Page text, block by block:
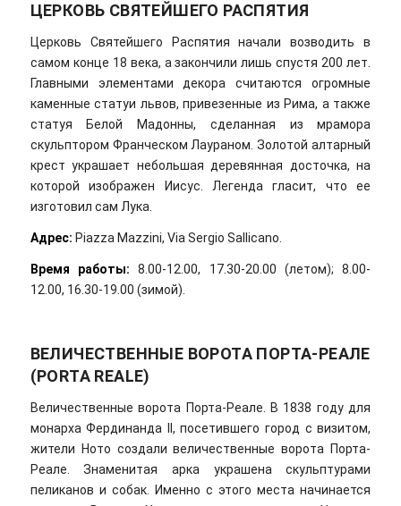
ЦЕРКОВЬ СВЯТЕЙШЕГО РАСПЯТИЯ
Церковь Святейшего Распятия начали возводить в
самом конце 18 века, а закончили лишь спустя 200 лет.
Главными элементами декора считаются огромные
каменные статуи львов, привезенные из Рима, а также
статуя Белой Мадонны, сделанная из мрамора
скульптором Франческом Лаураном. Золотой алтарный
крест украшает небольшая деревянная досточка, на
которой изображен Иисус. Легенда гласит, что ее
изготовил сам Лука.
Адрес: Piazza Mazzini, Via Sergio Sallicano.
Время работы: 8.00-12.00, 17.30-20.00 (летом); 8.00-
12.00, 16.30-19.00 (зимой).
ВЕЛИЧЕСТВЕННЫЕ ВОРОТА ПОРТА-РЕАЛЕ
(PORTA REALE)
Величественные ворота Порта-Реале. В 1838 году для
монарха Фердинанда II, посетившего город с визитом,
жители Ното создали величественные ворота Порта-
Реале. Знаменитая арка украшена скульптурами
пеликанов и собак. Именно с этого места начинается